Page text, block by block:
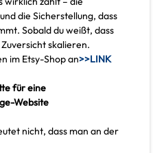
die Sicherstellung, dass
Sobald du weißt, dass
skalieren.
im Etsy-Shop an>>LINK
für eine
Website
nicht, dass man an der